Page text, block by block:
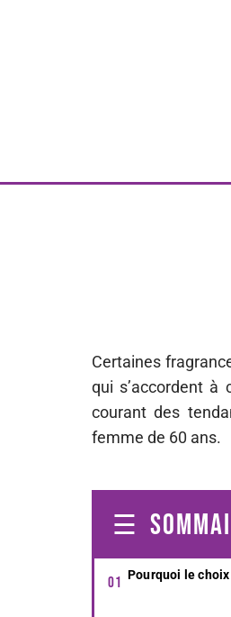
Certaines
qui s’accordent à
courant des
femme de 60 ans.
Pourquoi le